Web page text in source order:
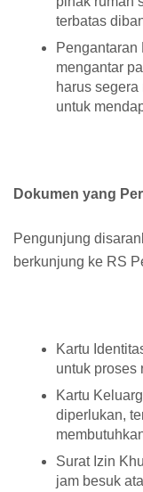
terbatas
Pengantaran
mengantar
harus
untuk
Dokumen yang
Pengunjung
berkunjung ke RS
Kartu
untuk proses
Kartu
diperlukan,
Surat Izin
jam besuk